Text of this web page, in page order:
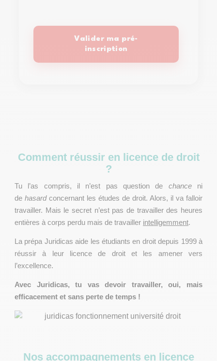
Valider ma pré-
inscription
150 €
Carte bancaire
Virement bancaire
On t'envoie le RIB et la référence à utiliser
Comment réussir en licence de droit
?
Tu l’as compris, il n’est pas question de chanceni
de hasardconcernant les études de droit. Alors, il va falloir
travailler. Mais le secret n’est pas de travailler des heures
entières à corps perdu mais de travailler intelligemment.
La prépa Juridicas aide les étudiants en droit depuis 1999 à
réussir à leur licence de droit et les amener vers
l’excellence.
Avec Juridicas, tu vas devoir travailler, oui, mais
efficacement et sans perte de temps !
Nos accompagnements en licence